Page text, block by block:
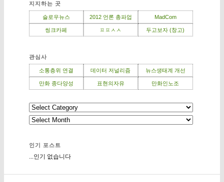
지지하는 곳
슬로우뉴스 2012 언론 총파업 MadCom
씽크카페 ㅍㅍㅅㅅ 두고보자 (창고)
관심사
소통층위 연결 데이터 저널리즘 뉴스생태계 개선
만화 종다양성 표현의자유 만화인노조
인기 포스트
...인기 없습니다